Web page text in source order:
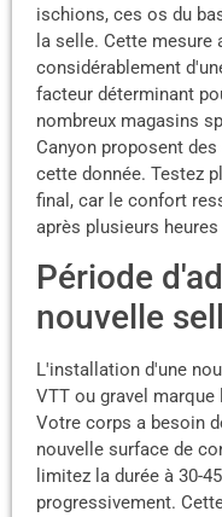
ischions, ces os du
la selle. Cette mesure
considérablement
facteur déterminant
nombreux magasins
Canyon proposent
cette donnée. Testez
final, car le confort
après plusieurs
Période
nouvelle
L'installation d'une
VTT ou gravel marque
Votre corps a besoin
nouvelle surface de
limitez la durée à 30-
progressivement.